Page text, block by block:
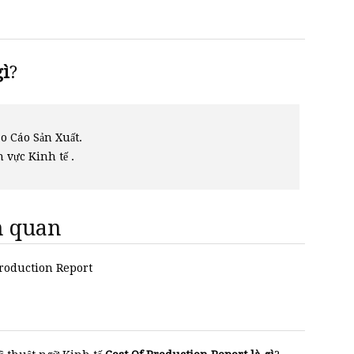
?
Cáo Sản Xuất.
vực Kinh tế .
quan
Report